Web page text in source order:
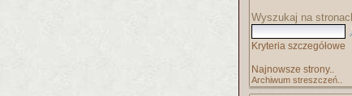
Wyszukaj na
Kryteria szczegółowe
Najnowsze strony..
Archiwum streszczeń..